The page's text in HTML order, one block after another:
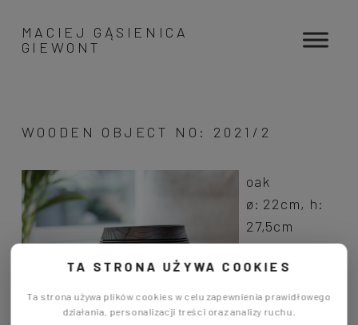
MACIEJ GĄSIENICA
GIEWONT
WOODEN OBJECT NO: 2021/2
oak
ø: 22cm, h:
27,5cm
TA STRONA UŻYWA COOKIES
Ta strona używa plików cookies w celu zapewnienia prawidłowego
działania, personalizacji treści oraz analizy ruchu.